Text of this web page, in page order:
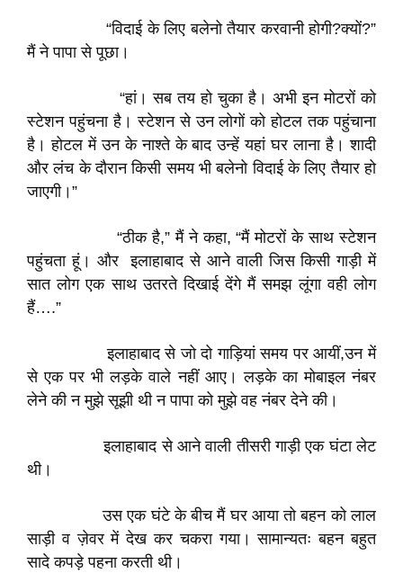
“विदाई के लिए बलेनो तैयार करवानी होगी?क्यों?”
मैं ने पापा से पूछा।
“हां। सब तय हो चुका है। अभी इन मोटरों को
स्टेशन पहुंचना है। स्टेशन से उन लोगों को होटल तक पहुंचाना
है। होटल में उन के नाश्ते के बाद उन्हें यहां घर लाना है। शादी
और लंच के दौरान किसी समय भी बलेनो विदाई के लिए तैयार हो
जाएगी।”
“ठीक है,” मैं ने कहा, “मैं मोटरों के साथ स्टेशन
पहुंचता हूं। और इलाहाबाद से आने वाली जिस किसी गाड़ी में
सात लोग एक साथ उतरते दिखाई देंगे मैं समझ लूंगा वही लोग
हैं….”
इलाहाबाद से जो दो गाड़ियां समय पर आयीं,उन में
से एक पर भी लड़के वाले नहीं आए। लड़के का मोबाइल नंबर
लेने की न मुझे सूझी थी न पापा को मुझे वह नंबर देने की।
इलाहाबाद से आने वाली तीसरी गाड़ी एक घंटा लेट
थी।
उस एक घंटे के बीच मैं घर आया तो बहन को लाल
साड़ी व ज़ेवर में देख कर चकरा गया। सामान्यतः बहन बहुत
सादे कपड़े पहना करती थी।